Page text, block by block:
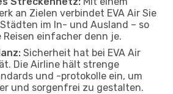
an Zielen verbindet EVA Air Sie
im In- und Ausland – so
Reisen einfacher denn je.
Sicherheit hat bei EVA Air
Die Airline hält strenge
und -protokolle ein, um
und sorgenfrei zu gestalten.